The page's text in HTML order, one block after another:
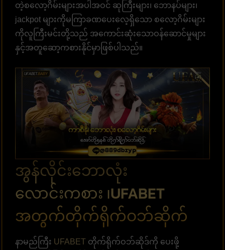
တဲ့စလော့ဂိမ်းများအပါအဝင် ဆုကြီးများ၊ ဘောနပ်များ၊
jackpot များကိုမကြာခဏပေးလေ့ရှိသော စလော့ဂိမ်းများ
ကိုလူကြီးမင်းတို့သည် အကောင်းဆုံးသောဝန်ဆောင်မှုများ
နှင့်အတူဆော့ကစားနိုင်မှာဖြစ်ပါသည်။
အွန်လိုင်းဘောလုံး
လောင်းကစား ၊UFABET
အတွက်တိုက်ရိုက်ဝဘ်ဆိုက်
နာမည်ကြီး UFABET တိုက်ရိုက်ဝဘ်ဆိုဒ်ကို ပေးဖို့